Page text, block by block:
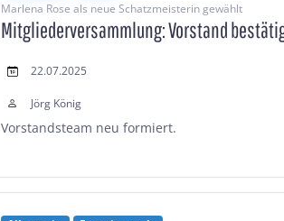
Marlena Rose als neue Schatzmeisterin gewählt
Mitgliederversammlung: Vorstand
22.07.2025
Jörg König
Vorstandsteam neu formiert.